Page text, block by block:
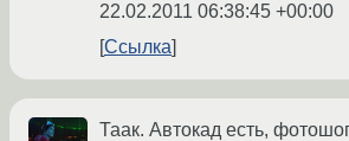
22.02.2011 06:38:45 +00:00
Ссылка
Таак. Автокад есть,